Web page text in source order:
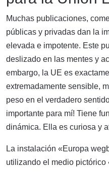
Muchas publicaciones,
públicas y privadas dan la
elevada e impotente. Este
deslizado en las mentes y
embargo, la UE es
extremadamente sensible,
peso en el verdadero
importante para mí! Tiene
dinámica. Ella es curiosa y
La instalación «Europa
utilizando el medio pictórico